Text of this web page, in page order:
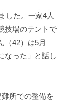
した。一家4人
技場のテントで
（42）は5月
なった」と話し
所での整備を